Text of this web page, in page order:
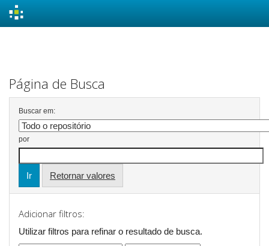
Página de Busca
Buscar em:
por
Retornar valores
Adicionar filtros:
Utilizar filtros para refinar o resultado de busca.